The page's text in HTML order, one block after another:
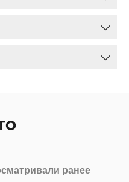
ранее